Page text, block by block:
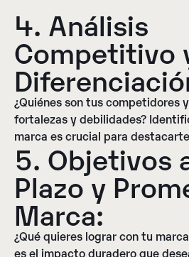
4. Análisis
Competitivo
¿Quiénes son tus competidores
fortalezas y debilidades?
marca es crucial para
5. Objetivos
Plazo y
Marca:
¿Qué quieres lograr con tu
es el impacto duradero que